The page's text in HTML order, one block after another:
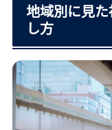
地域別に見
し方